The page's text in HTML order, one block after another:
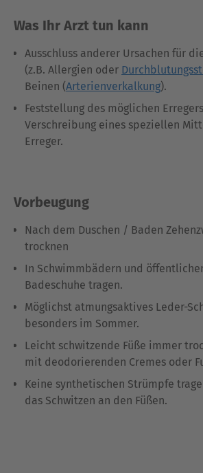
Was Ihr Arzt tun kann
Ausschluss anderer Ursachen für
(z.B. Allergien oder
Beinen (Arterienverkalkung).
Feststellung des möglichen
Verschreibung eines speziellen
Erreger.
Vorbeugung
Nach dem Duschen / Baden
trocknen
In Schwimmbädern und
Badeschuhe tragen.
Möglichst atmungsaktives Leder-
besonders im Sommer.
Leicht schwitzende Füße immer
mit deodorierenden Cremes oder
Keine synthetischen Strümpfe
das Schwitzen an den Füßen.